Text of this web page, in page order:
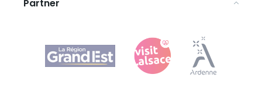
Agence Régionale du Tourisme Grand Est
Bureau de Colmar (sede operativa)
Partner